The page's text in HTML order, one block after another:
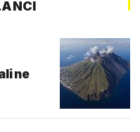
ne